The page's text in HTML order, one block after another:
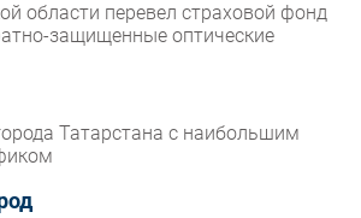
области перевел страховой фонд
защищенные оптические
Татарстана с наибольшим